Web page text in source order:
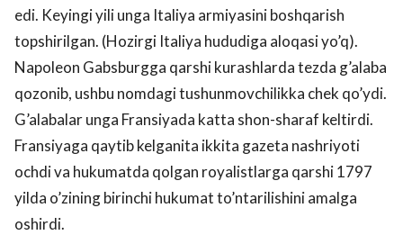
edi. Keyingi yili unga Italiya armiyasini boshqarish
topshirilgan. (Hozirgi Italiya hududiga aloqasi yo’q).
Napoleon Gabsburgga qarshi kurashlarda tezda g’alaba
qozonib, ushbu nomdagi tushunmovchilikka chek qo’ydi.
G’alabalar unga Fransiyada katta shon-sharaf keltirdi.
Fransiyaga qaytib kelganita ikkita gazeta nashriyoti
ochdi va hukumatda qolgan royalistlarga qarshi 1797
yilda o’zining birinchi hukumat to’ntarilishini amalga
oshirdi.